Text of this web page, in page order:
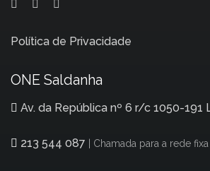
Política de Privacidade
ONE Saldanha
Av. da República nº 6 r/c 1050-191
213 544 087 | Chamada para a rede